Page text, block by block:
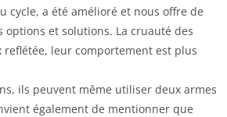
cycle, a été amélioré et nous offre de
options et solutions. La cruauté des
reflétée, leur comportement est plus
ils peuvent même utiliser deux armes
également de mentionner que